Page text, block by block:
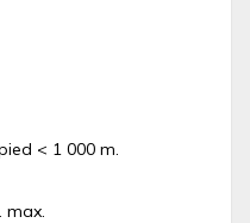
< 1 000 m.
max.